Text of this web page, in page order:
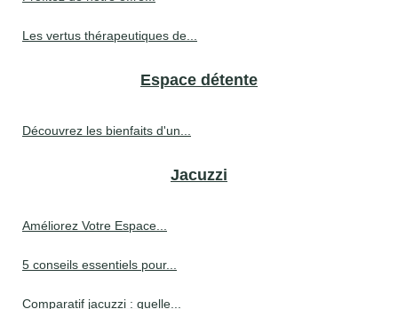
Les vertus thérapeutiques de...
Espace détente
Découvrez les bienfaits d'un...
Jacuzzi
Améliorez Votre Espace...
5 conseils essentiels pour...
Comparatif jacuzzi : quelle...